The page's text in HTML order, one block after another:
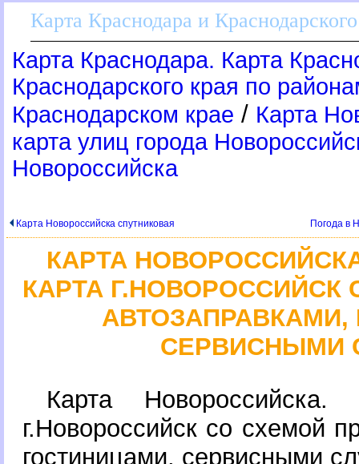
Карта Краснодара и
Карта Краснодара. Карта
Краснодарского края по
Краснодарском крае / Карта
карта улиц города
Новороссийска
Карта Новороссийска спутниковая Погода в
КАРТА
КАРТА Г.НОВОРОССИЙСК
СЕРВИСНЫМИ
Карта Новороссийска.
.Новороссийск со схемой
остиницами, сервисными